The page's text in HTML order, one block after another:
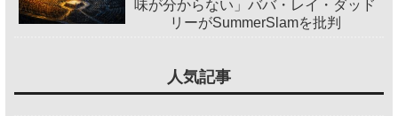
味が分からない」ババ・レイ・ダッド
リーがSummerSlamを批判
人気記事